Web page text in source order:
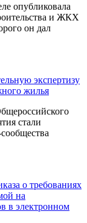
опубликовала
и ЖКХ
он дал
экспертизу
жилья
стали
о требованиях
на
в электронном